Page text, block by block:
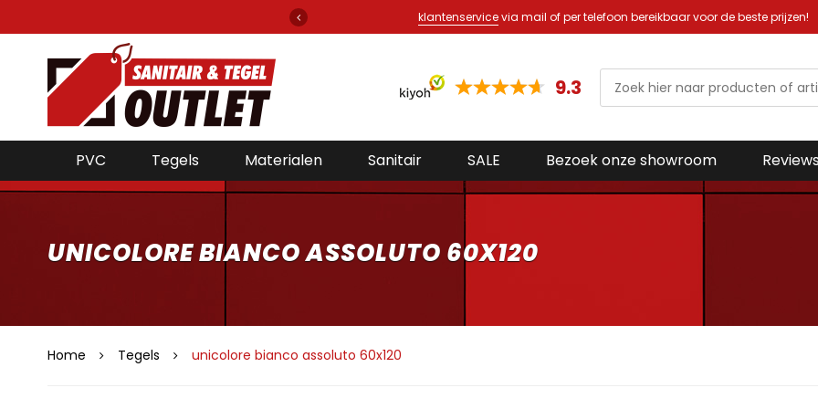
klantenservicevia mail of per telefoon bereikbaar voor de beste prijzen!
9.3
PVC Tegels Materialen Sanitair SALE Bezoek onze showroom Reviews
UNICOLORE BIANCO ASSOLUTO 60X120
Home Tegels unicolore bianco assoluto 60x120